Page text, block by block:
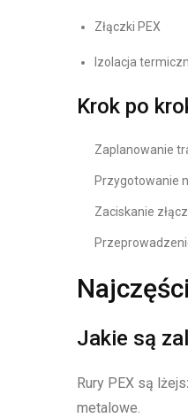
Złączki PEX
Izolacja
Krok po
Zaplanowanie
Przygotowanie
Zaciskanie
Jakie są
Rury PEX są
metalowe.